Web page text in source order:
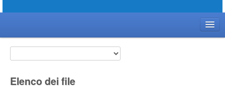
Il Wiki GT
Elenco dei file